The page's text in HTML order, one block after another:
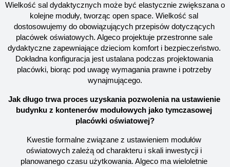
Wielkość sal dydaktycznych może być elastycznie zwiększana o
kolejne moduły, tworząc open space. Wielkość sal
dostosowujemy do obowiązujących przepisów dotyczących
placówek oświatowych. Algeco projektuje przestronne sale
dydaktyczne zapewniające dzieciom komfort i bezpieczeństwo.
Dokładna konfiguracja jest ustalana podczas projektowania
placówki, biorąc pod uwagę wymagania prawne i potrzeby
wynajmującego.
Jak długo trwa proces uzyskania pozwolenia na ustawienie
budynku z kontenerów modułowych jako tymczasowej
placówki oświatowej?
Kwestie formalne związane z ustawieniem modułów
oświatowych zależą od charakteru i skali inwestycji i
planowanego czasu użytkowania. Algeco ma wieloletnie